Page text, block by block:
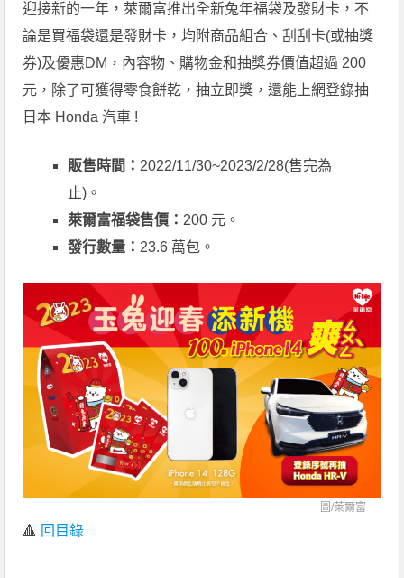
迎接新的一年，萊爾富推出全新兔年福袋及發財卡，不
論是買福袋還是發財卡，均附商品組合、刮刮卡(或抽獎
券)及優惠DM，內容物、購物金和抽獎券價值超過 200
元，除了可獲得零食餅乾，抽立即獎，還能上網登錄抽
日本 Honda 汽車 !
販售時間： 2022/11/30~2023/2/28(售完為
止)。
萊爾富福袋售價： 200 元。
發行數量： 23.6 萬包。
圖/萊爾富
🔺 回目錄